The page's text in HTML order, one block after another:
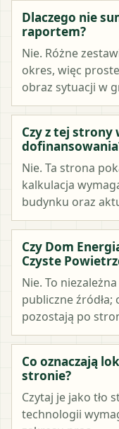
Dlaczego nie
raportem?
Nie. Różne
okres, więc
obraz sytuacji w
Czy z tej
Nie. Ta strona
kalkulacja
budynku oraz
Czy Dom
Czyste
Nie. To
publiczne
pozostają po
Co oznaczają
stronie?
Czytaj je jako tło
technologii